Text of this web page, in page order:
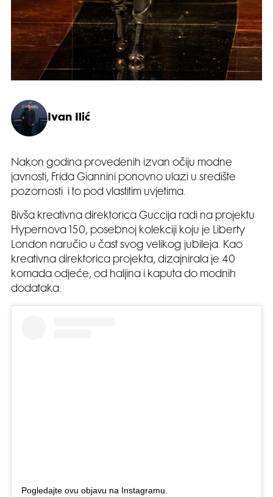
Ivan Ilić
Nakon godina provedenih izvan očiju modne
javnosti, Frida Giannini ponovno ulazi u središte
pozornosti i to pod vlastitim uvjetima.
Bivša kreativna direktorica Guccija radi na projektu
Hypernova 150, posebnoj kolekciji koju je Liberty
London naručio u čast svog velikog jubileja. Kao
kreativna direktorica projekta, dizajnirala je 40
komada odjeće, od haljina i kaputa do modnih
dodataka.
Pogledajte ovu objavu na Instagramu.